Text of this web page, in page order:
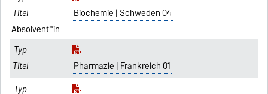
Biochemie | Schweden 04
Absolvent*in
Pharmazie | Frankreich 01